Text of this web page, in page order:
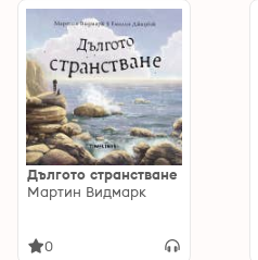
Дългото странстване
Мартин Видмарк
0